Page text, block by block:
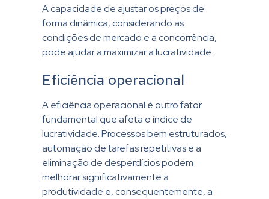
A capacidade de ajustar os preços de
forma dinâmica, considerando as
condições de mercado e a concorrência,
pode ajudar a maximizar a lucratividade.
Eficiência operacional
A eficiência operacional é outro fator
fundamental que afeta o índice de
lucratividade. Processos bem estruturados,
automação de tarefas repetitivas e a
eliminação de desperdícios podem
melhorar significativamente a
produtividade e, consequentemente, a